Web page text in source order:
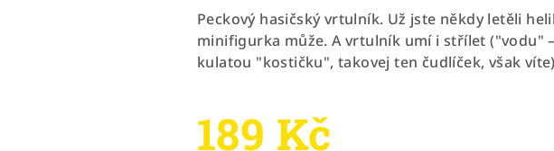
produktu
0,0
hvězdiček.
Peckový hasičský vrtulník. Už jste někdy letěli
minifigurka může. A vrtulník umí i střílet ("vodu"
kulatou "kostičku", takovej ten čudlíček, však
189 Kč